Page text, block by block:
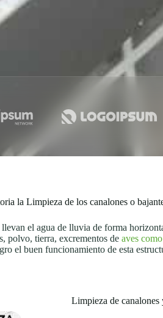
la Limpieza de los canalones o
el agua de lluvia de forma
polvo, tierra, excrementos de aves
el buen funcionamiento de esta
Limpieza de canalones